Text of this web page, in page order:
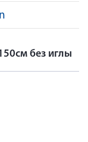
без иглы